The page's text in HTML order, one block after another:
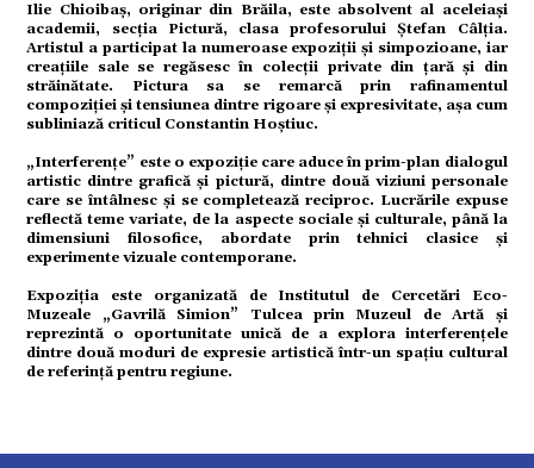
Ilie Chioibaș, originar din Brăila, este absolvent al aceleiași
academii, secția Pictură, clasa profesorului Ștefan Câlția.
Artistul a participat la numeroase expoziții și simpozioane, iar
creațiile sale se regăsesc în colecții private din țară și din
străinătate. Pictura sa se remarcă prin rafinamentul
compoziției și tensiunea dintre rigoare și expresivitate, așa cum
subliniază criticul Constantin Hoștiuc.
„Interferențe” este o expoziție care aduce în prim-plan dialogul
artistic dintre grafică și pictură, dintre două viziuni personale
care se întâlnesc și se completează reciproc. Lucrările expuse
reflectă teme variate, de la aspecte sociale și culturale, până la
dimensiuni filosofice, abordate prin tehnici clasice și
experimente vizuale contemporane.
Expoziția este organizată de Institutul de Cercetări Eco-
Muzeale „Gavrilă Simion” Tulcea prin Muzeul de Artă și
reprezintă o oportunitate unică de a explora interferențele
dintre două moduri de expresie artistică într-un spațiu cultural
de referință pentru regiune.